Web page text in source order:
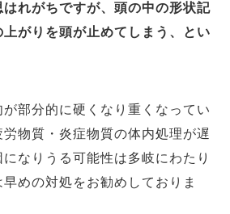
れがちですが、頭の中の形状記
がりを頭が止めてしまう、とい
部分的に硬くなり重くなってい
物質・炎症物質の体内処理が遅
なりうる可能性は多岐にわたり
めの対処をお勧めしておりま